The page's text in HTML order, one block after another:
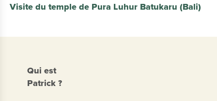
Visite du temple de Pura Luhur Batukaru (Bali)
Qui est
Patrick ?